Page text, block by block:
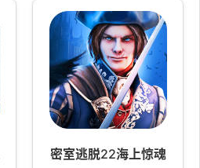
密室逃脱22海上惊魂